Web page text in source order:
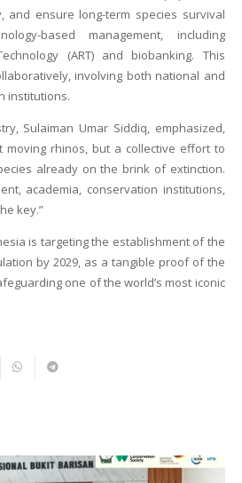
and ensure long-term species survival
based management, including
(ART) and biobanking. This
involving both national and
institutions.
Sulaiman Umar Siddiq, emphasized,
moving rhinos, but a collective effort to
already on the brink of extinction.
academia, conservation institutions,
key.”
is targeting the establishment of the
by 2029, as a tangible proof of the
one of the world’s most iconic